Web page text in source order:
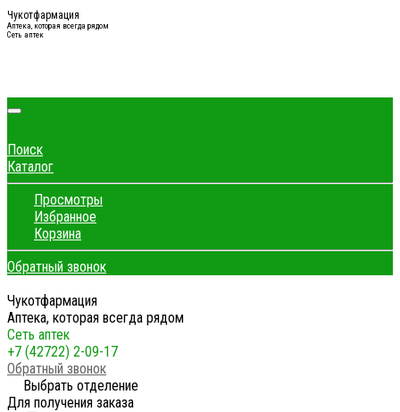
Чукотфармация
Аптека, которая всегда рядом
Сеть аптек
Поиск
Каталог
Просмотры
Избранное
Корзина
Обратный звонок
Чукотфармация
Аптека, которая всегда рядом
Сеть аптек
+7 (42722) 2-09-17
Обратный звонок
Выбрать отделение
Для получения заказа